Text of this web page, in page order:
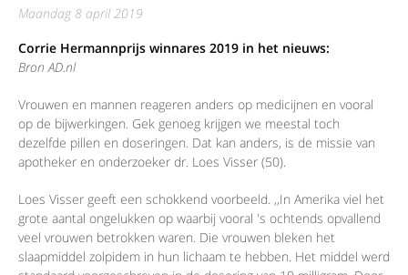
maandag 8 april 2019
Corrie Hermannprijs winnares 2019 in het nieuws:
Bron AD.nl
Vrouwen en mannen reageren anders op medicijnen en vooral
op de bijwerkingen. Gek genoeg krijgen we meestal toch
dezelfde pillen en doseringen. Dat kan anders, is de missie van
apotheker en onderzoeker dr. Loes Visser (50).
Loes Visser geeft een schokkend voorbeeld. ,,In Amerika viel het
grote aantal ongelukken op waarbij vooral 's ochtends opvallend
veel vrouwen betrokken waren. Die vrouwen bleken het
slaapmiddel zolpidem in hun lichaam te hebben. Het middel werd